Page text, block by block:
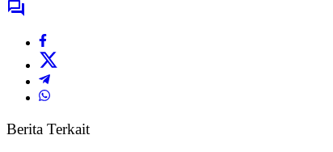
Berita Terkait